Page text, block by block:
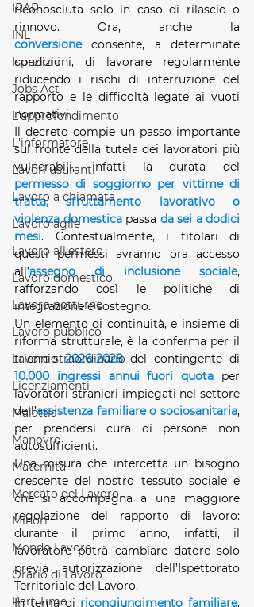
IRAP
INL
Ispezioni
Jobs Act
L'approfondimento
L'informatore
Lavori usuranti
Lavoro a chiamata
Lavoro agile
Lavoro all'estero
Lavoro domestico
Lavoro notturno
Lavoro pubblico
Lavoro straordinario
Licenziamenti
Malattia
Manovre
Maternità
Mercato del Lavoro
Minori
Mondo Lavoro
Orario di Lavoro
Part Time
riconosciuta solo in caso di rilascio o
conversione consente, a determinate
condizioni, di lavorare regolarmente
riducendo i rischi di interruzione del
rapporto e le difficoltà legate ai vuoti
normativi.
Il decreto compie un passo importante
sul fronte della tutela dei lavoratori più
permesso di soggiorno per vittime di
tratta, sfruttamento lavorativo o
violenza domestica passa da sei a dodici
mesi. Contestualmente, i titolari di
questi permessi avranno ora accesso
all’assegno di inclusione sociale,
rafforzando così le politiche di
integrazione e sostegno.
Un elemento di continuità, e insieme di
riforma strutturale, è la conferma per il
triennio 2026‑2028
10.000 ingressi annui fuori quota per
lavoratori stranieri impiegati nel settore
dell’assistenza familiare o sociosanitaria,
per prendersi cura di persone non
autosufficienti.
Una misura che intercetta un bisogno
crescente del nostro tessuto sociale e
che si accompagna a una maggiore
regolazione del rapporto di lavoro:
durante il primo anno, infatti, il
lavoratore potrà cambiare datore solo
previa autorizzazione dell’Ispettorato
Territoriale del Lavoro.
In tema di ricongiungimento familiare,